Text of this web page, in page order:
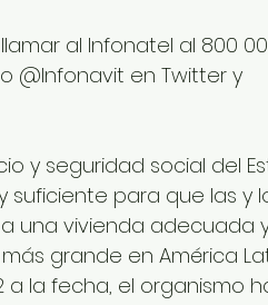
al Infonatel al 800
@Infonavit en Twitter y
y seguridad social del
para que las y
una vivienda adecuada
grande en América
a la fecha, el organismo